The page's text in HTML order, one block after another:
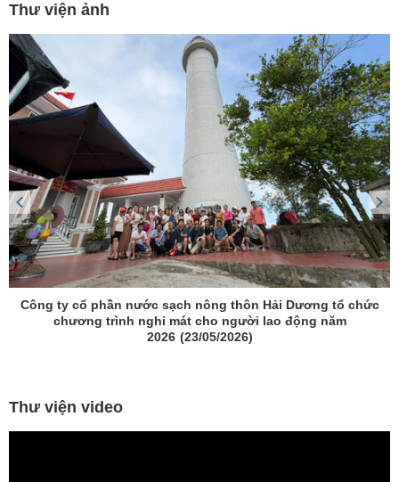
Thư viện ảnh
Công ty cổ phần nước sạch nông thôn Hải Dương tổ chức
chương trình nghỉ mát cho người lao động năm
2026 (23/05/2026)
Thư viện video